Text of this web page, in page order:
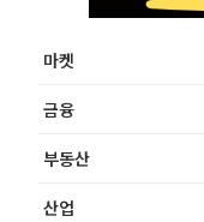
마켓
금융
부동산
산업